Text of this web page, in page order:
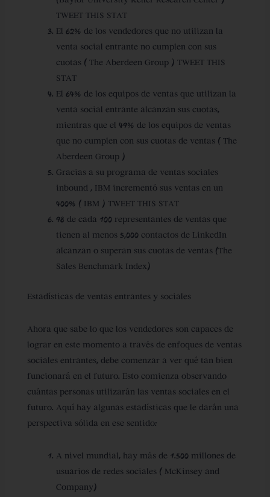
TWEET THIS STAT
El 62% de los vendedores que no utilizan la
venta social entrante no cumplen con sus
cuotas ( The Aberdeen Group ) TWEET THIS
STAT
El 64% de los equipos de ventas que utilizan la
venta social entrante alcanzan sus cuotas,
mientras que el 49% de los equipos de ventas
que no cumplen con sus cuotas de ventas ( The
Aberdeen Group )
Gracias a su programa de ventas sociales
inbound , IBM incrementó sus ventas en un
400% ( IBM ) TWEET THIS STAT
98 de cada 100 representantes de ventas que
tienen al menos 5,000 contactos de LinkedIn
alcanzan o superan sus cuotas de ventas (The
Sales Benchmark Index)
Estadísticas de ventas entrantes y sociales
Ahora que sabe lo que los vendedores son capaces de
lograr en este momento a través de enfoques de ventas
sociales entrantes, debe comenzar a ver qué tan bien
funcionará en el futuro. Esto comienza observando
cuántas personas utilizarán las ventas sociales en el
futuro. Aquí hay algunas estadísticas que le darán una
perspectiva sólida en ese sentido:
A nivel mundial, hay más de 1.500 millones de
usuarios de redes sociales ( McKinsey and
Company)